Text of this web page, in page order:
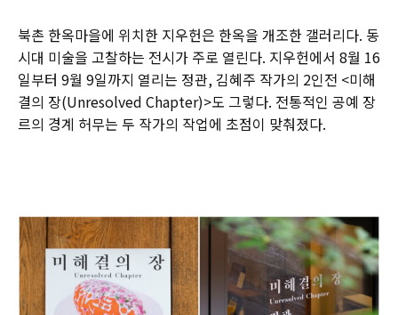
북촌 한옥마을에 위치한 지우헌은 한옥을 개조한 갤러리다. 동
시대 미술을 고찰하는 전시가 주로 열린다. 지우헌에서 8월 16
일부터 9월 9일까지 열리는 정관, 김혜주 작가의 2인전 <미해
결의 장(Unresolved Chapter)>도 그렇다. 전통적인 공예 장
르의 경계 허무는 두 작가의 작업에 초점이 맞춰졌다.